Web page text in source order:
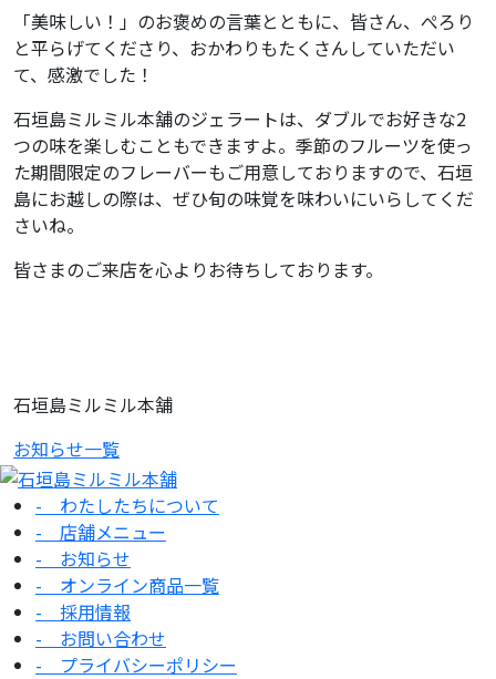
「美味しい！」のお褒めの言葉とともに、皆さん、ぺろり
と平らげてくださり、おかわりもたくさんしていただい
て、感激でした！
石垣島ミルミル本舗のジェラートは、ダブルでお好きな2
つの味を楽しむこともできますよ。季節のフルーツを使っ
た期間限定のフレーバーもご用意しておりますので、石垣
島にお越しの際は、ぜひ旬の味覚を味わいにいらしてくだ
さいね。
皆さまのご来店を心よりお待ちしております。
石垣島ミルミル本舗
お知らせ一覧
- わたしたちについて
- 店舗メニュー
- お知らせ
- オンライン商品一覧
- 採用情報
- お問い合わせ
- プライバシーポリシー